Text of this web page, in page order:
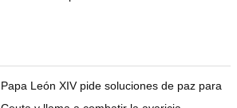
Papa León XIV pide soluciones de paz para